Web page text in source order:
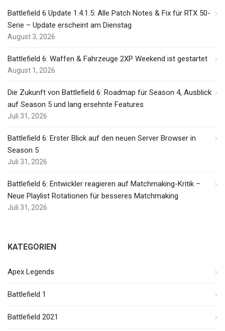
Battlefield 6 Update 1.4.1.5: Alle Patch Notes & Fix für RTX 50-
Serie – Update erscheint am Dienstag
August 3, 2026
Battlefield 6: Waffen & Fahrzeuge 2XP Weekend ist gestartet
August 1, 2026
Die Zukunft von Battlefield 6: Roadmap für Season 4, Ausblick
auf Season 5 und lang ersehnte Features
Juli 31, 2026
Battlefield 6: Erster Blick auf den neuen Server Browser in
Season 5
Juli 31, 2026
Battlefield 6: Entwickler reagieren auf Matchmaking-Kritik –
Neue Playlist Rotationen für besseres Matchmaking
Juli 31, 2026
KATEGORIEN
Apex Legends
Battlefield 1
Battlefield 2021